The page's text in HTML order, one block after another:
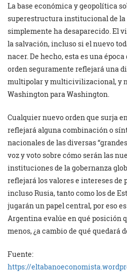
La base económica y geopolítica
superestructura institucional de la
simplemente ha desaparecido. El
la salvación, incluso si el nuevo
nacer. De hecho, esta es una
orden seguramente reflejará una
multipolar y multicivilizacional, y
Washington para Washington.
Cualquier nuevo orden que surja
reflejará alguna combinación o
nacionales de las diversas
voz y voto sobre cómo serán las
instituciones de la gobernanza
reflejará los valores e intereses de
incluso Rusia, tanto como los de
jugarán un papel central, por eso
Argentina evalúe en qué posición
menos, ¿a cambio de qué quedará
Fuente:
https://